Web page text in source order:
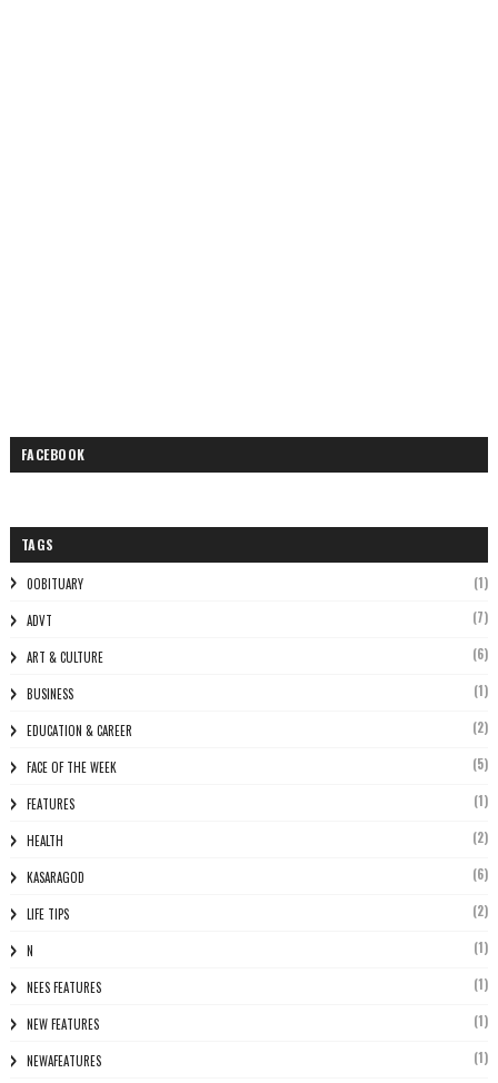
FACEBOOK
TAGS
0OBITUARY (1)
ADVT (7)
ART & CULTURE (6)
BUSINESS (1)
EDUCATION & CAREER (2)
FACE OF THE WEEK (5)
FEATURES (1)
HEALTH (2)
KASARAGOD (6)
LIFE TIPS (2)
N (1)
NEES FEATURES (1)
NEW FEATURES (1)
NEWAFEATURES (1)